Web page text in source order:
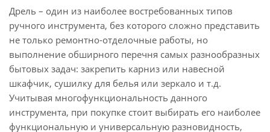
Дрель – один из наиболее востребованных типов
ручного инструмента, без которого сложно представить
не только ремонтно-отделочные работы, но
выполнение обширного перечня самых разнообразных
бытовых задач: закрепить карниз или навесной
шкафчик, сушилку для белья или зеркало и т.д.
Учитывая многофункциональность данного
инструмента, при покупке стоит выбирать его наиболее
функциональную и универсальную разновидность,